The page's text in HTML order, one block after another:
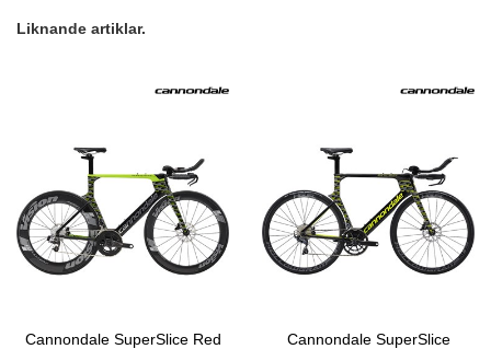
Liknande artiklar.
Cannondale SuperSlice Red
Cannondale SuperSlice